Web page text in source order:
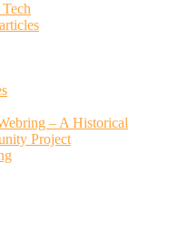
– A Historical
Project